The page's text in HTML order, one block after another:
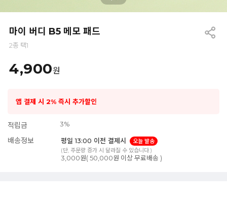
마이 버디 B5 메모 패드
2종 택1
4,900원
앱 결제 시 2% 즉시 추가할인
적립금 3%
배송정보 평일 13:00 이전 결제시
오늘 발송
(단, 주문량 증가 시 달라질 수 있습니다.)
3,000원( 50,000원 이상 무료배송 )